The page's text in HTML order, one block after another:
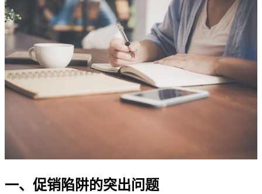
一、促销陷阱的突出问题